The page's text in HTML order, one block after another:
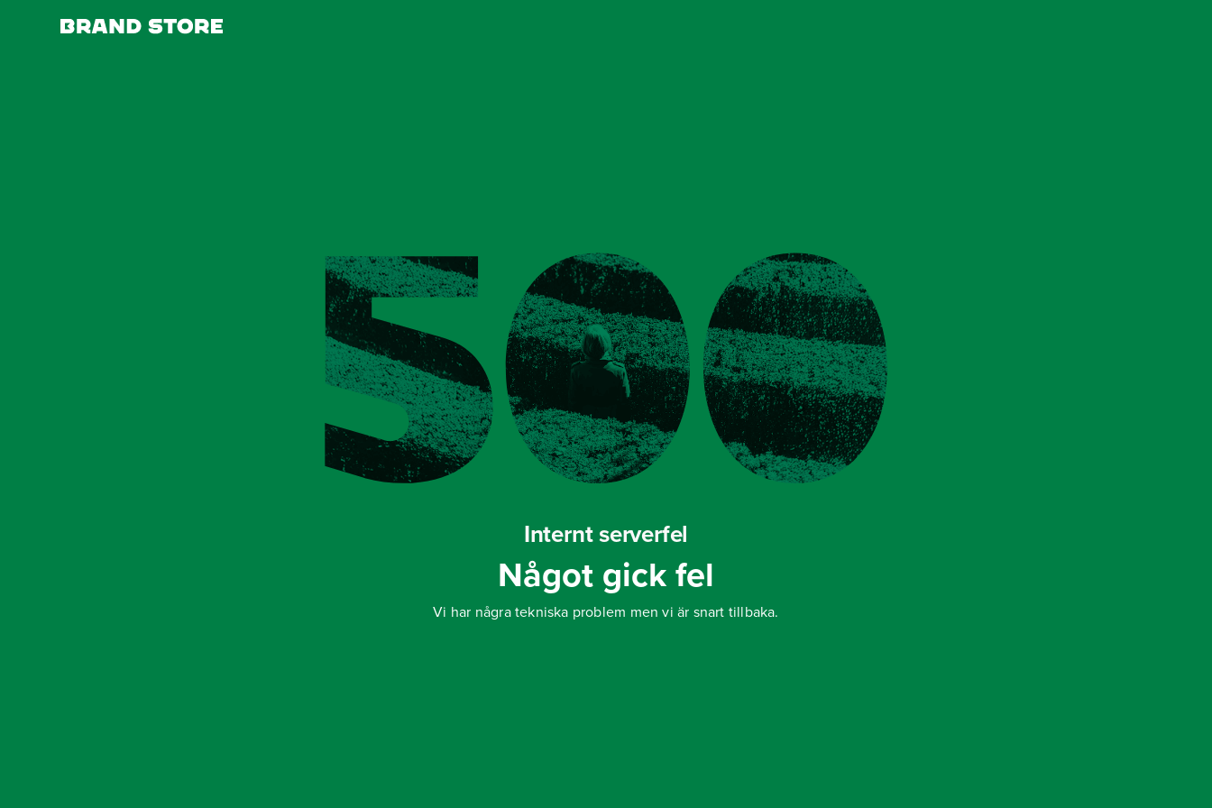
Internt serverfel
Något gick fel
Vi har några tekniska problem men vi är snart tillbaka.